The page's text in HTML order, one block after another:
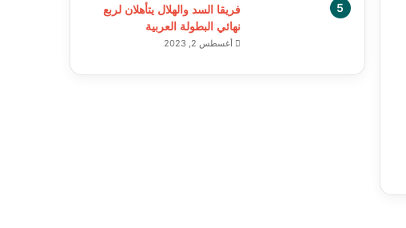
فريقا السد والهلال يتأهلان لربع
نهائي البطولة العربية
أغسطس 2, 2023